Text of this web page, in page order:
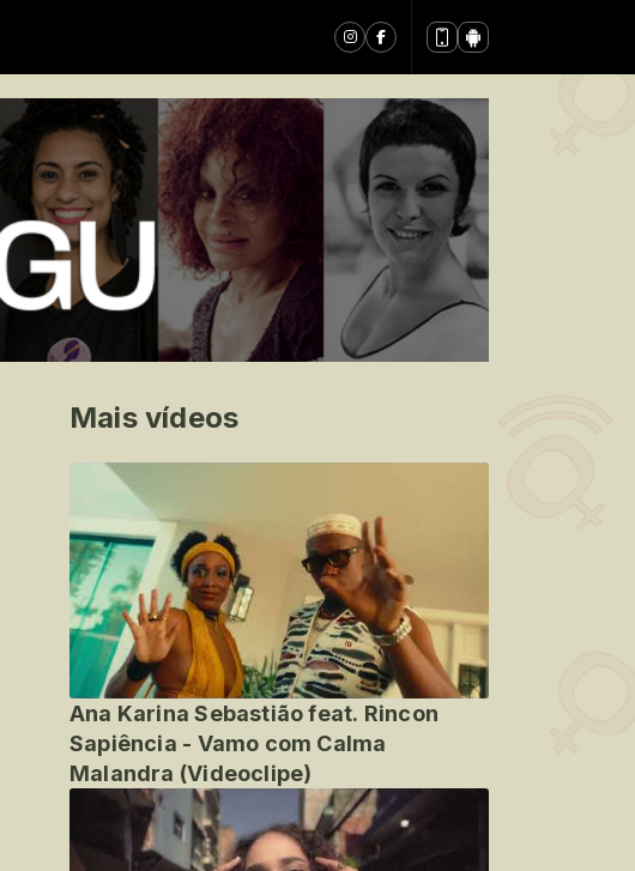
Mais vídeos
Ana Karina Sebastião feat. Rincon
Sapiência - Vamo com Calma
Malandra (Videoclipe)